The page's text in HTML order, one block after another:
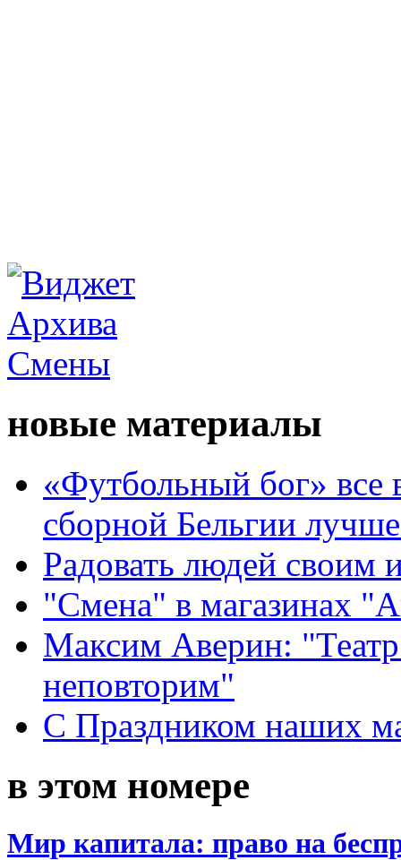
новые материалы
«Футбольный бог» все
сборной Бельгии
Радовать людей своим
"Смена" в магазинах
Максим Аверин:
неповторим"
С Праздником наших
в этом номере
Мир капитала: право на